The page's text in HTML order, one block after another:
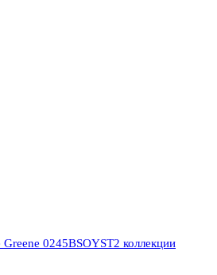
0245BSOYST2 коллекции